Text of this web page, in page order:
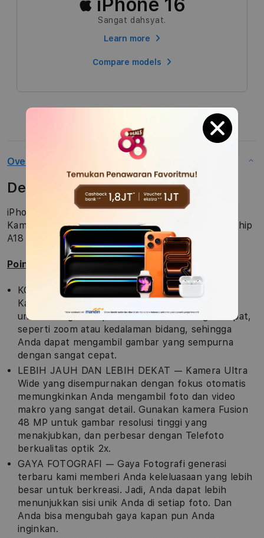
 iPhone 16
Sangat dahsyat.
Learn more
Compare models
Overview
Description
iPhone 16 Plus. Memperkenalkan Kontrol Kamera.
Kamera Fusion 48 MP. Lima warna memikat. Dan chip
A18
Poin-poin fitur utama
KONTROL KAMERA SEPENUHNYA — Kontrol
Kamera memberi Anda cara yang lebih mudah
untuk mengakses peralatan kamera dengan cepat,
seperti zoom atau kedalaman bidang, sehingga
Anda dapat mengambil gambar yang sempurna
dengan sangat cepat.
LEBIH JAUH DAN LEBIH DEKAT — Kamera Ultra
Wide yang disempurnakan dengan fokus otomatis
memungkinkan Anda mengambil foto dan video
makro yang sangat detail. Gunakan kamera Fusion
48 MP untuk gambar resolusi tinggi yang
menakjubkan, dan perbesar dengan Telefoto
berkualitas optik 2x.
GAYA FOTOGRAFI — Gaya Fotografi generasi
terbaru kami memberi Anda keleluasaan yang lebih
besar untuk berkreasi. Jadi, Anda dapat lebih
menunjukkan sisi unik Anda di setiap foto. Dan
Anda bisa mengubah gaya kapan pun Anda
inginkan.